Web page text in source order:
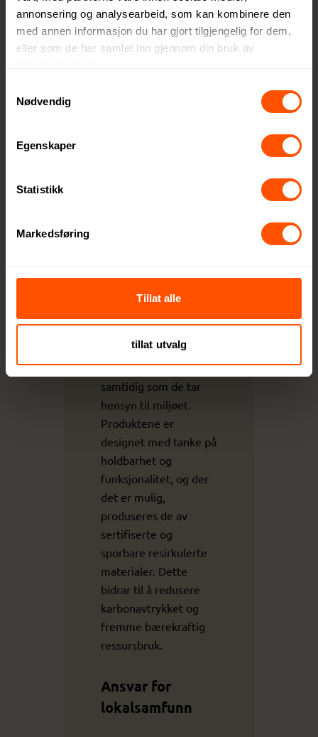
annonsering og analysearbeid, som kan kombinere den
med annen informasjon du har gjort tilgjengelig for dem,
eller som de har samlet inn gjennom din bruk av
Nødvendig
Egenskaper
Statistikk
Markedsføring
Tillat alle
tillat utvalg
mottake
ren og
påvirkning
fokuserer på å gi
enestående
gaveopplevelser
samtidig som de tar
hensyn til miljøet.
Produktene er
designet med tanke på
holdbarhet og
funksjonalitet, og der
det er mulig,
produseres de av
sertifiserte og
sporbare resirkulerte
materialer. Dette
bidrar til å redusere
karbonavtrykket og
fremme bærekraftig
ressursbruk.
Ansvar for
lokalsamfunn